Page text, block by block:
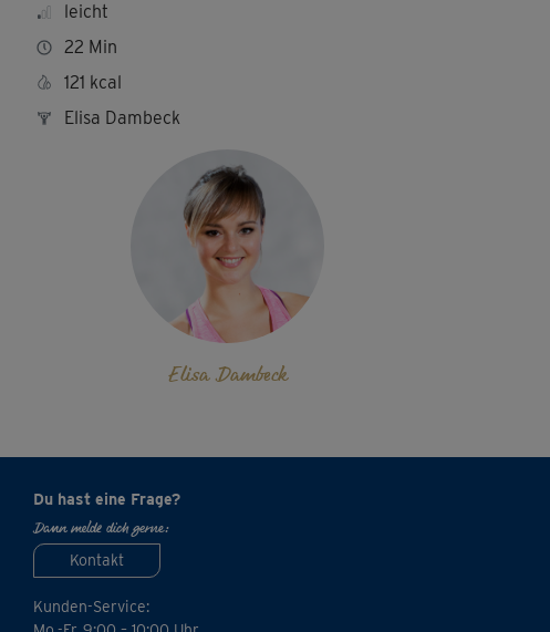
leicht
22 Min
121 kcal
Elisa Dambeck
Elisa Dambeck
Du hast eine Frage?
Dann melde dich gerne:
Kontakt
Kunden-Service: